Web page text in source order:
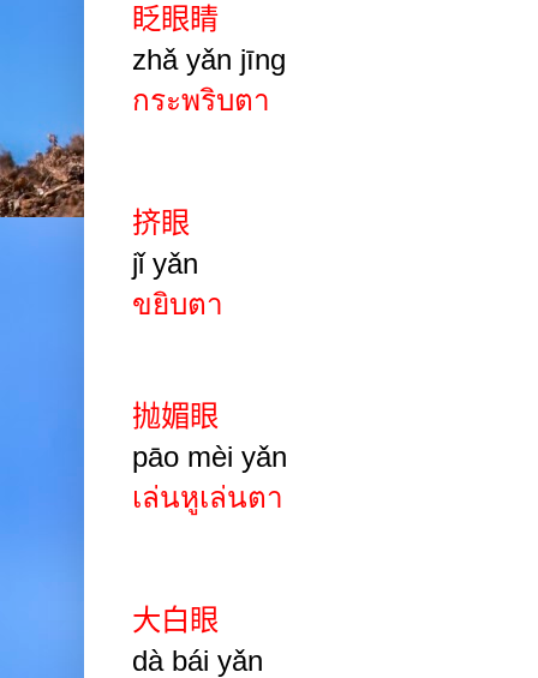
眨眼睛
zhǎ yǎn jīng
กระพริบตา
挤眼
jǐ yǎn
ขยิบตา
抛媚眼
pāo mèi yǎn
เล่นหูเล่นตา
大白眼
dà bái yǎn